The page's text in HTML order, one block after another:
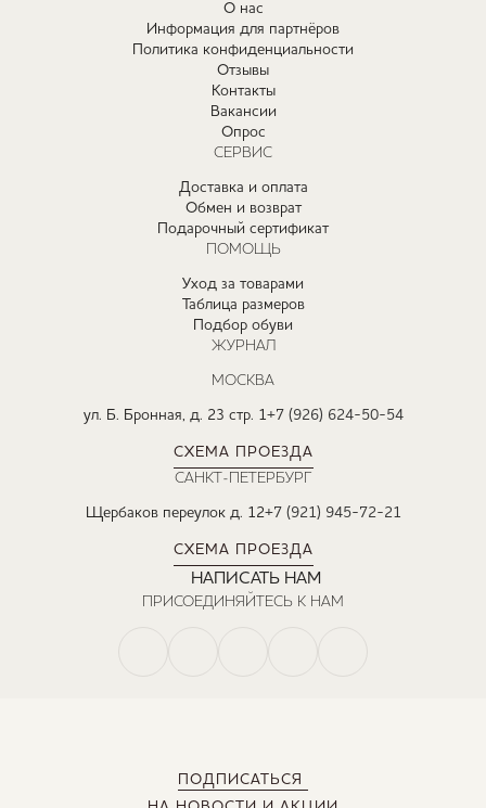
ПОДПИСАТЬСЯ
О нас
Информация для партнёров
Политика конфиденциальности
Отзывы
Контакты
Вакансии
Опрос
СЕРВИС
Доставка и оплата
Обмен и возврат
Подарочный сертификат
ПОМОЩЬ
Уход за товарами
Таблица размеров
Подбор обуви
ЖУРНАЛ
МОСКВА
ул. Б. Бронная, д. 23 стр. 1+7 (926) 624-50-54
СХЕМА ПРОЕЗДА
САНКТ-ПЕТЕРБУРГ
Щербаков переулок д. 12+7 (921) 945-72-21
СХЕМА ПРОЕЗДА
НАПИСАТЬ НАМ
ПРИСОЕДИНЯЙТЕСЬ К НАМ